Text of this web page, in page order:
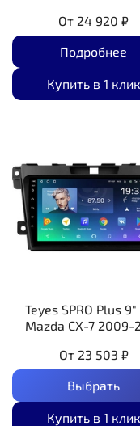
От 24 920 ₽
Подробнее
Купить в 1 клик
Teyes SPRO Plus
Mazda CX-7 2009-
От 23 503 ₽
Выбрать
Купить в 1 клик